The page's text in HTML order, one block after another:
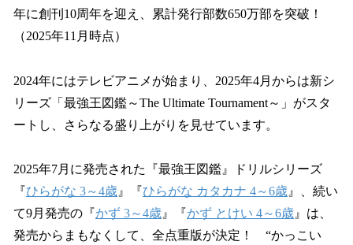
年に創刊10周年を迎え、累計発行部数650万部を突破！
（2025年11月時点）
2024年にはテレビアニメが始まり、2025年4月からは新シ
リーズ「最強王図鑑～The Ultimate Tournament～」がスタ
ートし、さらなる盛り上がりを見せています。
2025年7月に発売された『最強王図鑑』ドリルシリーズ
『ひらがな 3～4歳 』『ひらがな カタカナ 4～6歳 』、続い
て9月発売の『かず 3～4歳 』『かず とけい 4～6歳 』は、
発売からまもなくして、全点重版が決定！ “かっこい